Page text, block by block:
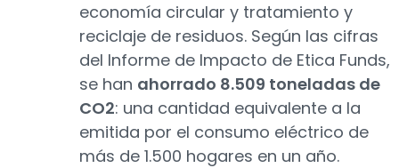
economía circular y tratamiento y
reciclaje de residuos. Según las cifras
del Informe de Impacto de Etica Funds,
se han ahorrado 8.509 toneladas de
CO2: una cantidad equivalente a la
emitida por el consumo eléctrico de
más de 1.500 hogares en un año.